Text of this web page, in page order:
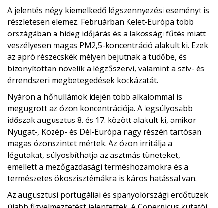
A jelentés négy kiemelkedő légszennyezési eseményt is
részletesen elemez. Februárban Kelet-Európa több
országában a hideg időjárás és a lakossági fűtés miatt
veszélyesen magas PM2,5-koncentráció alakult ki. Ezek
az apró részecskék mélyen bejutnak a tüdőbe, és
bizonyítottan növelik a légzőszervi, valamint a szív- és
érrendszeri megbetegedések kockázatát.
Nyáron a hőhullámok idején több alkalommal is
megugrott az ózon koncentrációja. A legsúlyosabb
időszak augusztus 8. és 17. között alakult ki, amikor
Nyugat-, Közép- és Dél-Európa nagy részén tartósan
magas ózonszintet mértek. Az ózon irritálja a
légutakat, súlyosbíthatja az asztmás tüneteket,
emellett a mezőgazdasági terméshozamokra és a
természetes ökoszisztémákra is káros hatással van.
Az augusztusi portugáliai és spanyolországi erdőtüzek